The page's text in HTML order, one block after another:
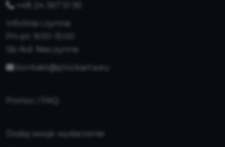
+48 24 367 51 95
Infolinia czynna:
Pn-pt: 9:00-15:00
Sb-Nd: Nieczynne
kontakt@plockarta.eu
Dodaj swoje wydarzenie